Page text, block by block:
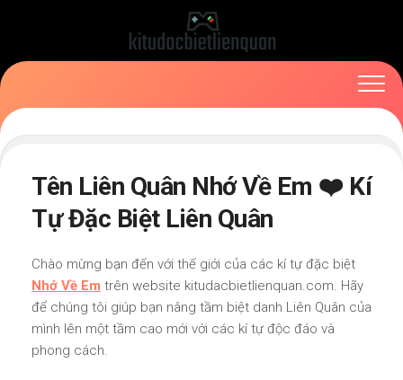
Tên Liên Quân Nhớ Về Em ❤️ Kí
Tự Đặc Biệt Liên Quân
Chào mừng bạn đến với thế giới của các kí tự đặc biệt
Nhớ Về Em trên website kitudacbietlienquan.com. Hãy
để chúng tôi giúp bạn nâng tầm biệt danh Liên Quân của
mình lên một tầm cao mới với các kí tự độc đáo và
phong cách.